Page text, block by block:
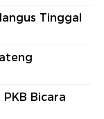
Tinggal
Bicara